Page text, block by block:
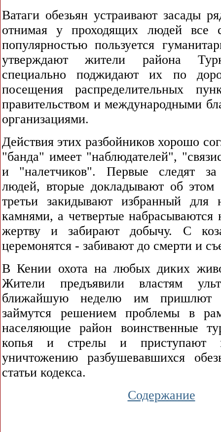
Ватаги обезьян устраивают засады
отнимая у проходящих людей все
популярностью пользуется
утверждают жители района
специально поджидают их по
посещения распределительных
правительством и международными
организациями.
Действия этих разбойников хорошо
"банда" имеет "наблюдателей",
и "налетчиков". Первые следят за
людей, вторые докладывают об этом
третьи закидывают избранный для
камнями, а четвертые набрасываются
жертву и забирают добычу. С
церемонятся - забивают до смерти и
В Кении охота на любых диких
Жители предъявили властям
ближайшую неделю им пришлют
займутся решением проблемы в
населяющие район воинственные
копья и стрелы и приступают
уничтожению разбушевавшихся
статьи кодекса.
Содержание